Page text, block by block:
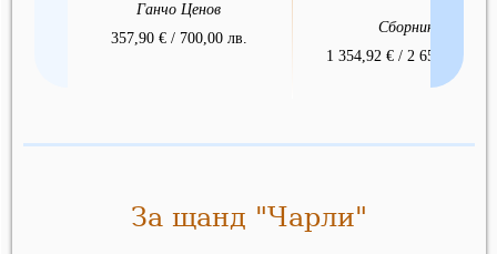
Ганчо Ценов
357,90 € / 700,00 лв.
Сборник
1 354,92 € / 2 650,00 лв.
За щанд "Чарли"